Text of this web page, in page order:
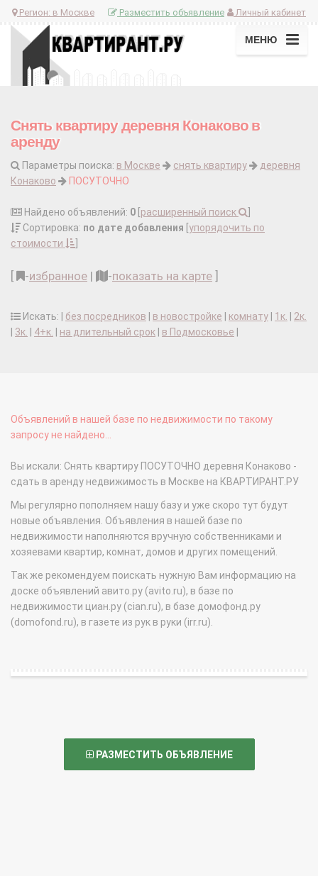
Регион: в Москве Личный кабинет
Разместить объявление
МЕНЮ
Снять квартиру деревня Конаково в
аренду
Параметры поиска: в Москве снять квартиру
деревня
Конаково
ПОСУТОЧНО
Найдено объявлений: 0 расширенный поиск
Сортировка: по дате добавления упорядочить по
стоимости
-избранное | -показать на карте
Искать: | без посредников в новостройке комнату 1к.
2к.
3к. 4+к. на длительный срок в Подмосковье
Объявлений в нашей базе по недвижимости по такому
запросу не найдено...
Вы искали: Снять квартиру ПОСУТОЧНО деревня Конаково -
сдать в аренду недвижимость в Москве на КВАРТИРАНТ.РУ
Мы регулярно пополняем нашу базу и уже скоро тут будут
новые объявления. Объявления в нашей базе по
недвижимости наполняются вручную собственниками и
хозяевами квартир, комнат, домов и других помещений.
Так же рекомендуем поискать нужную Вам информацию на
доске объявлений авито.ру (avito.ru), в базе по
недвижимости циан.ру (cian.ru), в базе домофонд.ру
(domofond.ru), в газете из рук в руки (irr.ru).
РАЗМЕСТИТЬ ОБЪЯВЛЕНИЕ